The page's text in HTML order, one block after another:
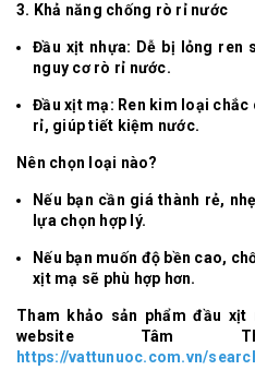
3. Khả năng chống rò rỉ nước
Đầu xịt nhựa: Dễ bị lỏng ren
nguy cơ rò rỉ nước.
Đầu xịt mạ: Ren kim loại
rỉ, giúp tiết kiệm nước.
Nên chọn loại nào?
Nếu bạn cần giá thành rẻ,
lựa chọn hợp lý.
Nếu bạn muốn độ bền cao,
xịt mạ sẽ phù hợp hơn.
Tham khảo sản phẩm đầu
website Tâm
https://vattunuoc.com.vn/